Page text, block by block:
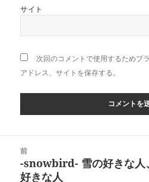
サイト
次回のコメントで使用するためブ
アドレス、サイトを保存する。
前
前
の
-snowbird- 雪の好きな人
好きな人